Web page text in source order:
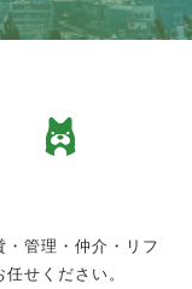
管理・仲介・リフ
せください。